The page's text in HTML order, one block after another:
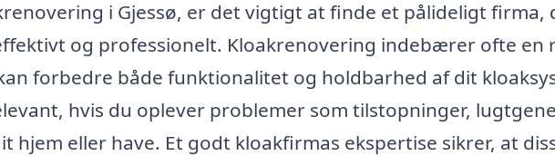
i Gjessø, er det vigtigt at finde et pålideligt firma,
og professionelt. Kloakrenovering indebærer ofte en
forbedre både funktionalitet og holdbarhed af dit
hvis du oplever problemer som tilstopninger,
hjem eller have. Et godt kloakfirmas ekspertise sikrer, at